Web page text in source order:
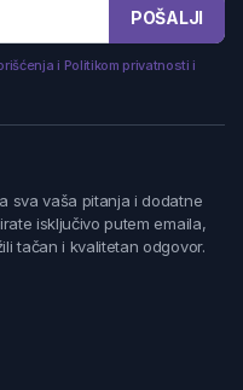
POŠALJI
i Politikom privatnosti i
sva vaša pitanja i dodatne
isključivo putem emaila,
tačan i kvalitetan odgovor.